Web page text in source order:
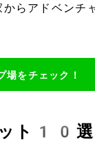
らアドベンチ
場をチェック！
ット10選